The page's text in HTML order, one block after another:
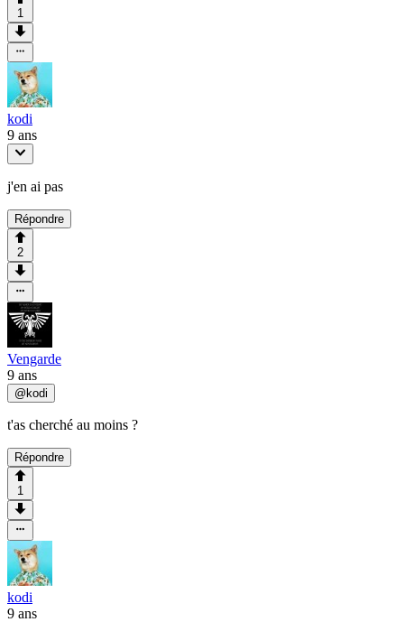
1
kodi
9 ans
j'en ai pas
Répondre
2
Vengarde
9 ans
@kodi
t'as cherché au moins ?
Répondre
1
kodi
9 ans